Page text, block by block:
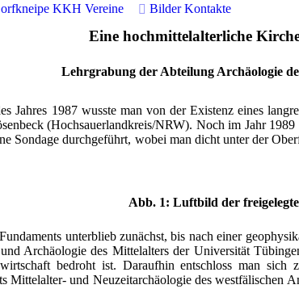
KKH Vereine Bilder Kontakte
Eine hochmittelalterliche
Lehrgrabung der Abteilung Archäologie
Jahres 1987 wusste man von der Existenz eines
(Hochsauerlandkreis/NRW). Noch im Jahr
Sondage durchgeführt, wobei man dicht unter der
Abb. 1: Luftbild der
unterblieb zunächst, bis nach einer
Archäologie des Mittelalters der Universität
bedroht ist. Daraufhin entschloss man
Mittelalter- und Neuzeitarchäologie des